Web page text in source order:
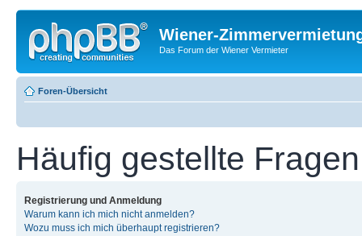
Wiener-
Das Forum der Wiener Vermieter
Foren-Übersicht
Häufig gestellte Fragen
Registrierung und Anmeldung
Warum kann ich mich nicht anmelden?
Wozu muss ich mich überhaupt registrieren?